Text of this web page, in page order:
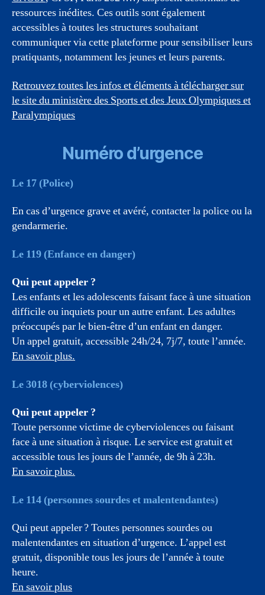
ressources inédites. Ces outils sont également
accessibles à toutes les structures souhaitant
communiquer via cette plateforme pour sensibiliser leurs
pratiquants, notamment les jeunes et leurs parents.
Retrouvez toutes les infos et éléments à télécharger sur
le site du ministère des Sports et des Jeux Olympiques et
Paralympiques
Numéro d’urgence
Le 17 (Police)
En cas d’urgence grave et avéré, contacter la police ou la
gendarmerie.
Le 119 (Enfance en danger)
Qui peut appeler ?
Les enfants et les adolescents faisant face à une situation
difficile ou inquiets pour un autre enfant. Les adultes
préoccupés par le bien-être d’un enfant en danger.
Un appel gratuit, accessible 24h/24, 7j/7, toute l’année.
En savoir plus.
Le 3018 (cyberviolences)
Qui peut appeler ?
Toute personne victime de cyberviolences ou faisant
face à une situation à risque. Le service est gratuit et
accessible tous les jours de l’année, de 9h à 23h.
En savoir plus.
Le 114 (personnes sourdes et malentendantes)
Qui peut appeler ? Toutes personnes sourdes ou
malentendantes en situation d’urgence. L’appel est
gratuit, disponible tous les jours de l’année à toute
heure.
En savoir plus